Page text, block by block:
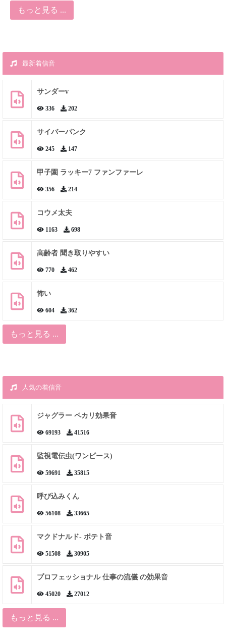
もっと見る ...
最新着信音
サンダーv
336 202
サイバーパンク
245 147
甲子園 ラッキー7 ファンファーレ
356 214
コウメ太夫
1163 698
高齢者 聞き取りやすい
770 462
怖い
604 362
もっと見る ...
人気の着信音
ジャグラー ペカリ効果音
69193 41516
監視電伝虫(ワンピース)
59691 35815
呼び込みくん
56108 33665
マクドナルド- ポテト音
51508 30905
プロフェッショナル 仕事の流儀 の効果音
45020 27012
もっと見る ...